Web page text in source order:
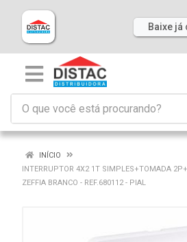
Baixe já
INÍCIO
INTERRUPTOR 4X2 1T SIMPLES+TOMADA
ZEFFIA BRANCO - REF.680112 - PIAL